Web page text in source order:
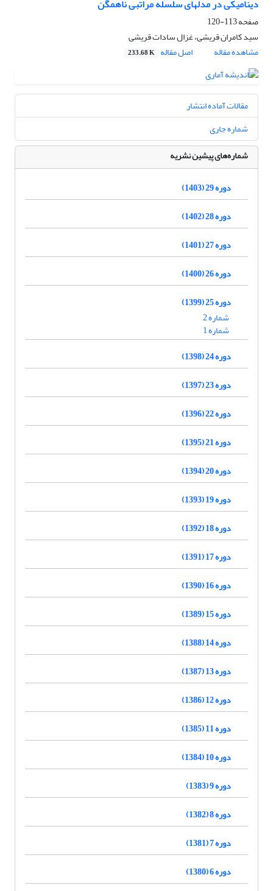
دینامیکی در مدلهای سلسله مراتبی ناهمگن
صفحه113-120
سید کامران قریشی، غزال سادات قریشی
مشاهده مقاله
اصل مقاله 233.68 K
مقالات آماده انتشار
شماره جاری
شماره‌های پیشین نشریه
دوره 29 (1403)
دوره 28 (1402)
دوره 27 (1401)
دوره 26 (1400)
دوره 25 (1399)
شماره 2
شماره 1
دوره 24 (1398)
دوره 23 (1397)
دوره 22 (1396)
دوره 21 (1395)
دوره 20 (1394)
دوره 19 (1393)
دوره 18 (1392)
دوره 17 (1391)
دوره 16 (1390)
دوره 15 (1389)
دوره 14 (1388)
دوره 13 (1387)
دوره 12 (1386)
دوره 11 (1385)
دوره 10 (1384)
دوره 9 (1383)
دوره 8 (1382)
دوره 7 (1381)
دوره 6 (1380)